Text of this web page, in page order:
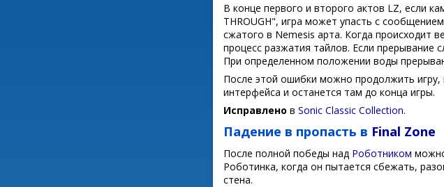
В конце первого и второго актов LZ, если
THROUGH", игра может упасть с
сжатого в Nemesis арта. Когда происходит
процесс разжатия тайлов. Если прерывание
При определенном положении воды
После этой ошибки можно продолжить игру,
интерфейса и останется там до конца игры.
Исправлено в Sonic Classic Collection.
Падение в пропасть в Final Zone
После полной победы над Роботником
Роботинка, когда он пытается сбежать,
стена.